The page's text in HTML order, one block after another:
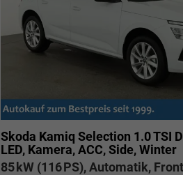
Skoda Kamiq Selection 1.0 TSI
LED, Kamera, ACC, Side, Winter
85 kW (116 PS), Automatik,